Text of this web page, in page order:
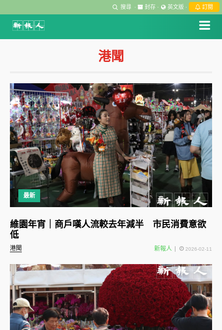
搜尋 · 封存 · 英文版 · 訂閱
港聞
最新
港聞
維園年宵｜商戶嘆人流較去年減半 市民消費意欲
低
新報人 2026-02-11